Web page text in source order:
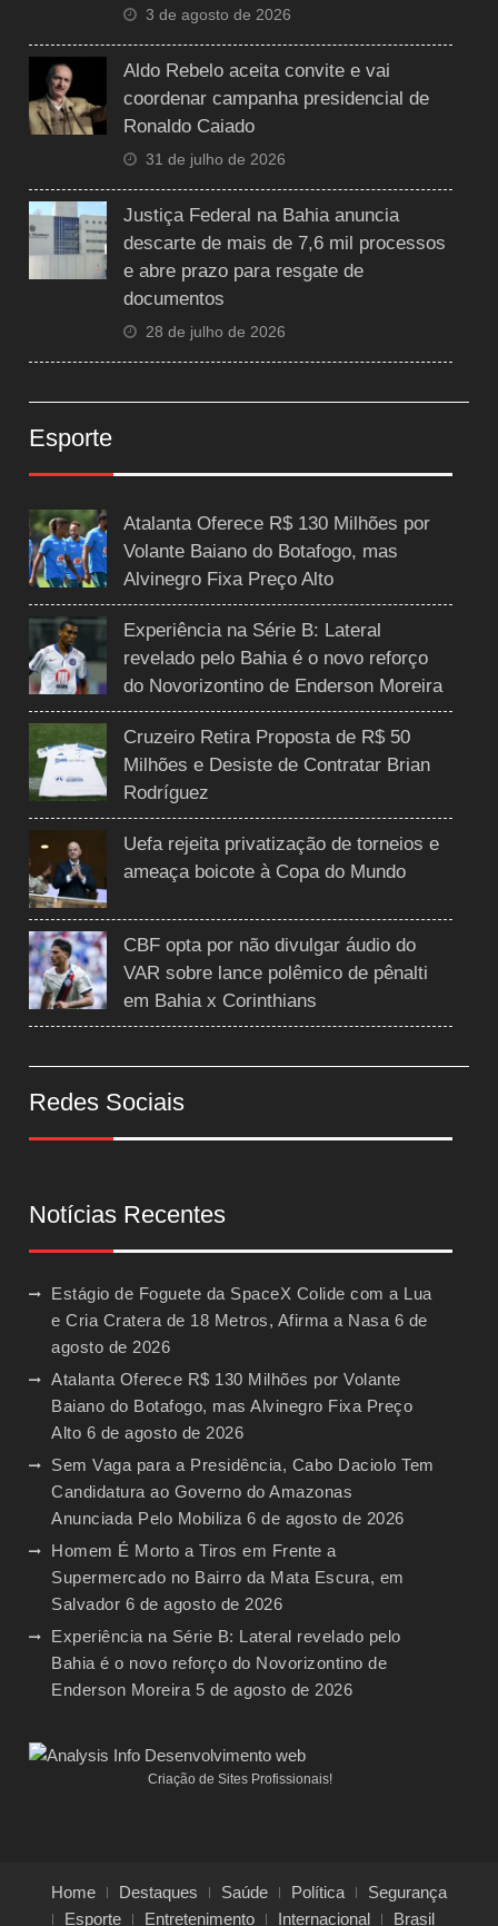
3 de agosto de 2026
Aldo Rebelo aceita convite e vai
coordenar campanha presidencial de
Ronaldo Caiado
31 de julho de 2026
Justiça Federal na Bahia anuncia
descarte de mais de 7,6 mil processos
e abre prazo para resgate de
documentos
28 de julho de 2026
Esporte
Atalanta Oferece R$ 130 Milhões por
Volante Baiano do Botafogo, mas
Alvinegro Fixa Preço Alto
Experiência na Série B: Lateral
revelado pelo Bahia é o novo reforço
do Novorizontino de Enderson Moreira
Cruzeiro Retira Proposta de R$ 50
Milhões e Desiste de Contratar Brian
Rodríguez
Uefa rejeita privatização de torneios e
ameaça boicote à Copa do Mundo
CBF opta por não divulgar áudio do
VAR sobre lance polêmico de pênalti
em Bahia x Corinthians
Redes Sociais
Notícias Recentes
Estágio de Foguete da SpaceX Colide com a Lua
e Cria Cratera de 18 Metros, Afirma a Nasa 6 de
agosto de 2026
Atalanta Oferece R$ 130 Milhões por Volante
Baiano do Botafogo, mas Alvinegro Fixa Preço
Alto 6 de agosto de 2026
Sem Vaga para a Presidência, Cabo Daciolo Tem
Candidatura ao Governo do Amazonas
Anunciada Pelo Mobiliza 6 de agosto de 2026
Homem É Morto a Tiros em Frente a
Supermercado no Bairro da Mata Escura, em
Salvador 6 de agosto de 2026
Experiência na Série B: Lateral revelado pelo
Bahia é o novo reforço do Novorizontino de
Enderson Moreira 5 de agosto de 2026
Criação de Sites Profissionais!
Home Destaques Saúde Política
Segurança
Esporte
Entretenimento Internacional Brasil